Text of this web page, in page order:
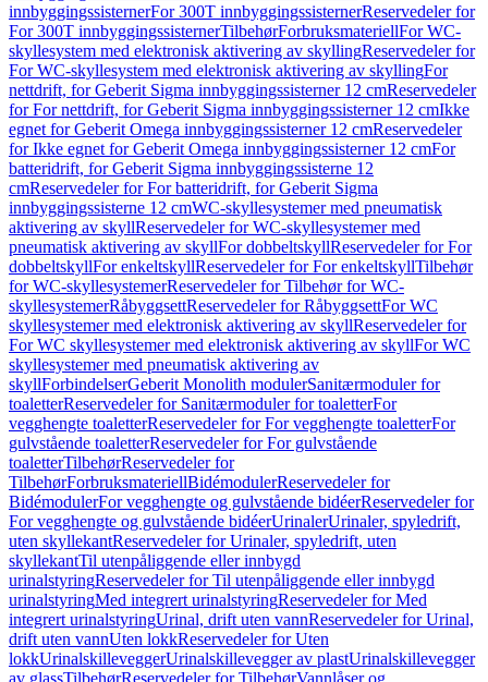
innbyggingssisternerFor 300T innbyggingssisternerReservedeler for
For 300T innbyggingssisternerTilbehørForbruksmateriellFor WC-
skyllesystem med elektronisk aktivering av skyllingReservedeler for
For WC-skyllesystem med elektronisk aktivering av skyllingFor
nettdrift, for Geberit Sigma innbyggingssisterner 12 cmReservedeler
for For nettdrift, for Geberit Sigma innbyggingssisterner 12 cmIkke
egnet for Geberit Omega innbyggingssisterner 12 cmReservedeler
for Ikke egnet for Geberit Omega innbyggingssisterner 12 cmFor
batteridrift, for Geberit Sigma innbyggingssisterne 12
cmReservedeler for For batteridrift, for Geberit Sigma
innbyggingssisterne 12 cmWC-skyllesystemer med pneumatisk
aktivering av skyllReservedeler for WC-skyllesystemer med
pneumatisk aktivering av skyllFor dobbeltskyllReservedeler for For
dobbeltskyllFor enkeltskyllReservedeler for For enkeltskyllTilbehør
for WC-skyllesystemerReservedeler for Tilbehør for WC-
skyllesystemerRåbyggsettReservedeler for RåbyggsettFor WC
skyllesystemer med elektronisk aktivering av skyllReservedeler for
For WC skyllesystemer med elektronisk aktivering av skyllFor WC
skyllesystemer med pneumatisk aktivering av
skyllForbindelserGeberit Monolith modulerSanitærmoduler for
toaletterReservedeler for Sanitærmoduler for toaletterFor
vegghengte toaletterReservedeler for For vegghengte toaletterFor
gulvstående toaletterReservedeler for For gulvstående
toaletterTilbehørReservedeler for
TilbehørForbruksmateriellBidémodulerReservedeler for
BidémodulerFor vegghengte og gulvstående bidéerReservedeler for
For vegghengte og gulvstående bidéerUrinalerUrinaler, spyledrift,
uten skyllekantReservedeler for Urinaler, spyledrift, uten
skyllekantTil utenpåliggende eller innbygd
urinalstyringReservedeler for Til utenpåliggende eller innbygd
urinalstyringMed integrert urinalstyringReservedeler for Med
integrert urinalstyringUrinal, drift uten vannReservedeler for Urinal,
drift uten vannUten lokkReservedeler for Uten
lokkUrinalskilleveggerUrinalskillevegger av plastUrinalskillevegger
av glassTilbehørReservedeler for TilbehørVannlåser og